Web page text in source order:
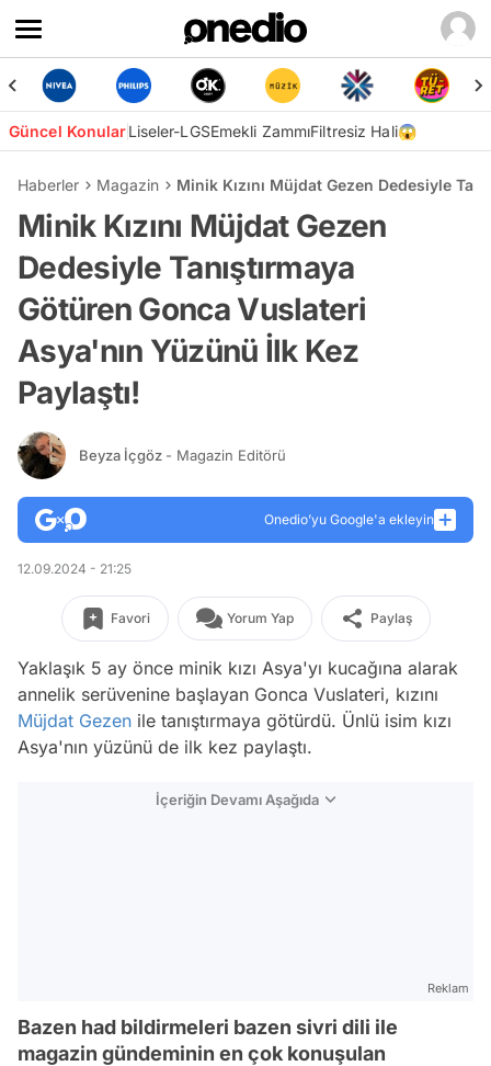
Güncel KonularLiseler-LGSEmekli ZammıFiltresiz Hali😱
Haberler Magazin Minik Kızını Müjdat Gezen Dedesiyle
Minik Kızını Müjdat Gezen
Dedesiyle Tanıştırmaya
Götüren Gonca Vuslateri
Asya'nın Yüzünü İlk Kez
Paylaştı!
Beyza İçgöz - Magazin Editörü
Onedio’yu Google'a ekleyin
12.09.2024 - 21:25
Favori Yorum Yap Paylaş
Yaklaşık 5 ay önce minik kızı Asya'yı kucağına alarak
annelik serüvenine başlayan Gonca Vuslateri, kızını
Müjdat Gezen ile tanıştırmaya götürdü. Ünlü isim kızı
Asya'nın yüzünü de ilk kez paylaştı.
İçeriğin Devamı Aşağıda
Reklam
Bazen had bildirmeleri bazen sivri dili ile
magazin gündeminin en çok konuşulan